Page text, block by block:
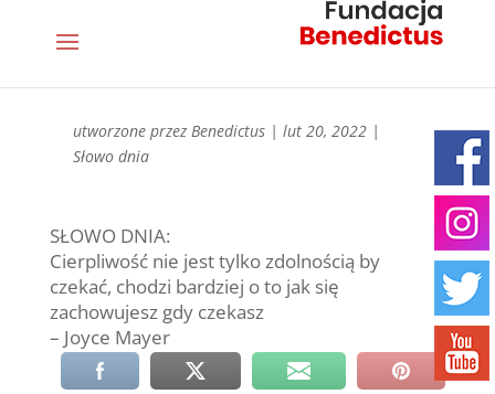
utworzone przez Benedictus| lut 20, 2022|
Słowo dnia
SŁOWO DNIA:
Cierpliwość nie jest tylko zdolnością by
czekać, chodzi bardziej o to jak się
zachowujesz gdy czekasz
– Joyce Mayer